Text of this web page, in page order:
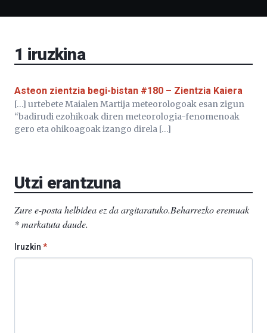
1 iruzkina
Asteon zientzia begi-bistan #180 – Zientzia Kaiera
[…] urtebete Maialen Martija meteorologoak esan zigun
“badirudi ezohikoak diren meteorologia-fenomenoak
gero eta ohikoagoak izango direla […]
Utzi erantzuna
Zure e-posta helbidea ez da argitaratuko.Beharrezko eremuak
*markatuta daude.
Iruzkin *